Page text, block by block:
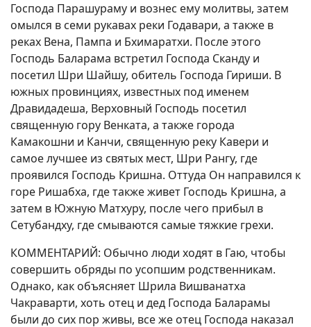
Господа Парашураму и вознес ему молитвы, затем
омылся в семи рукавах реки Годавари, а также в
реках Вена, Пампа и Бхимаратхи. После этого
Господь Баларама встретил Господа Сканду и
посетил Шри Шайшу, обитель Господа Гириши. В
южных провинциях, известных под именем
Дравидадеша, Верховный Господь посетил
священную гору Венката, а также города
Камакошни и Канчи, священную реку Кавери и
самое лучшее из святых мест, Шри Рангу, где
проявился Господь Кришна. Оттуда Он направился к
горе Ришабха, где также живет Господь Кришна, а
затем в Южную Матхуру, после чего прибыл в
Сетубандху, где смываются самые тяжкие грехи.
КОММЕНТАРИЙ: Обычно люди ходят в Гаю, чтобы
совершить обряды по усопшим родственникам.
Однако, как объясняет Шрила Вишванатха
Чакраварти, хоть отец и дед Господа Баларамы
были до сих пор живы, все же отец Господа наказал